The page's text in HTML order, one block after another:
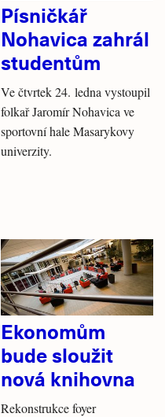
Písničkář
Nohavica zahrál
studentům
Ve čtvrtek 24. ledna vystoupil
folkař Jaromír Nohavica ve
sportovní hale Masarykovy
univerzity.
Ekonomům
bude sloužit
nová knihovna
Rekonstrukce foyer